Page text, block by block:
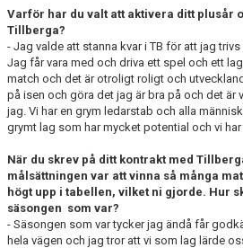
MATCHER
KLUBBSHOP
Varför har du valt att aktivera ditt plusår
Tillberga?
- Jag valde att stanna kvar i TB för att jag
Jag får vara med och driva ett spel och ett
match och det är otroligt roligt och
på isen och göra det jag är bra på och det är
jag. Vi har en grym ledarstab och alla
grymt lag som har mycket potential och vi
När du skrev på ditt kontrakt med
målsättningen var att vinna så många
högt upp i tabellen, vilket ni gjorde. Hur
säsongen som var?
- Säsongen som var tycker jag ändå får
hela vägen och jag tror att vi som lag lärde